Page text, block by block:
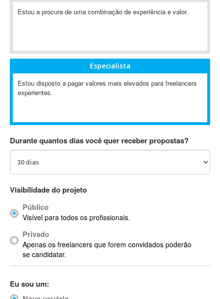
AbleCommerce
Ableton Push
Abstract Window Toolkit (AWT)
Absynth
ACARS
AccountMate
ACDSee
ACID Pro
ACPI
Acrobat
Acrobat X
Acronis
Actian
Actimize
ActionScript
Active Directory
Estou a procura de uma combinação de experiência e valor.
Especialista
Estou disposto a pagar valores mais elevados para freelancers
experientes.
Durante quantos dias você quer receber propostas?
Visibilidade do projeto
Público
Visível para todos os profissionais.
Privado
Apenas os freelancers que forem convidados poderão
se candidatar.
Eu sou um: